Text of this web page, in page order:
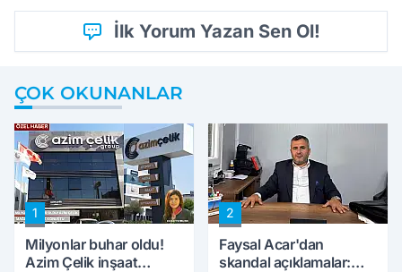
İlk Yorum Yazan Sen Ol!
ÇOK OKUNANLAR
1
Milyonlar buhar oldu!
Azim Çelik inşaat
2
Faysal Acar'dan
skandal açıklamalar: